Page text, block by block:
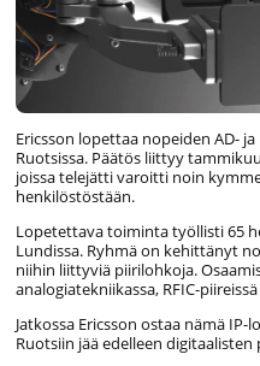
Ericsson lopettaa nopeiden AD-
Ruotsissa. Päätös liittyy
joissa telejätti varoitti noin
henkilöstöstään.
Lopetettava toiminta työllisti 65
Lundissa. Ryhmä on kehittänyt
niihin liittyviä piirilohkoja.
analogiatekniikassa, RFIC-
Jatkossa Ericsson ostaa nämä
Ruotsiin jää edelleen